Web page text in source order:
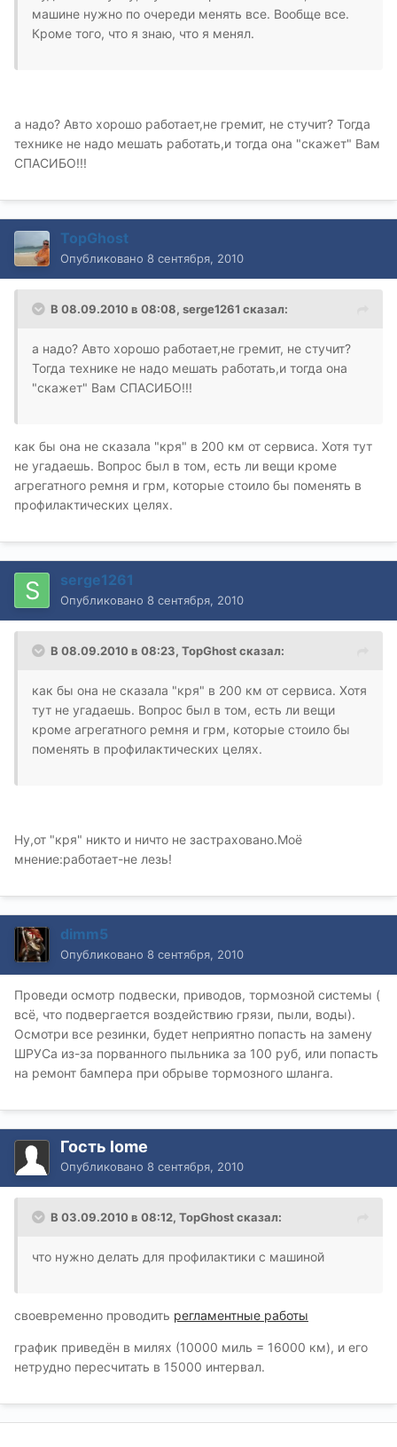
машине нужно по очереди менять все. Вообще все.
Кроме того, что я знаю, что я менял.
а надо? Авто хорошо работает,не гремит, не стучит? Тогда
технике не надо мешать работать,и тогда она "скажет" Вам
СПАСИБО!!!
TopGhost
Опубликовано 8 сентября, 2010
В 08.09.2010 в 08:08, serge1261 сказал:
а надо? Авто хорошо работает,не гремит, не стучит?
Тогда технике не надо мешать работать,и тогда она
"скажет" Вам СПАСИБО!!!
как бы она не сказала "кря" в 200 км от сервиса. Хотя тут
не угадаешь. Вопрос был в том, есть ли вещи кроме
агрегатного ремня и грм, которые стоило бы поменять в
профилактических целях.
serge1261
Опубликовано 8 сентября, 2010
В 08.09.2010 в 08:23, TopGhost сказал:
как бы она не сказала "кря" в 200 км от сервиса. Хотя
тут не угадаешь. Вопрос был в том, есть ли вещи
кроме агрегатного ремня и грм, которые стоило бы
поменять в профилактических целях.
Ну,от "кря" никто и ничто не застраховано.Моё
мнение:работает-не лезь!
dimm5
Опубликовано 8 сентября, 2010
Проведи осмотр подвески, приводов, тормозной системы (
всё, что подвергается воздействию грязи, пыли, воды).
Осмотри все резинки, будет неприятно попасть на замену
ШРУСа из-за порванного пыльника за 100 руб, или попасть
на ремонт бампера при обрыве тормозного шланга.
Гость lome
Опубликовано 8 сентября, 2010
В 03.09.2010 в 08:12, TopGhost сказал:
что нужно делать для профилактики с машиной
своевременно проводить регламентные работы
график приведён в милях (10000 миль = 16000 км), и его
нетрудно пересчитать в 15000 интервал.